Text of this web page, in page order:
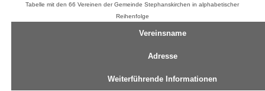
Tabelle mit den 66 Vereinen der Gemeinde Stephanskirchen in alphabetischer
Reihenfolge
Vereinsname
Adresse
Weiterführende Informationen